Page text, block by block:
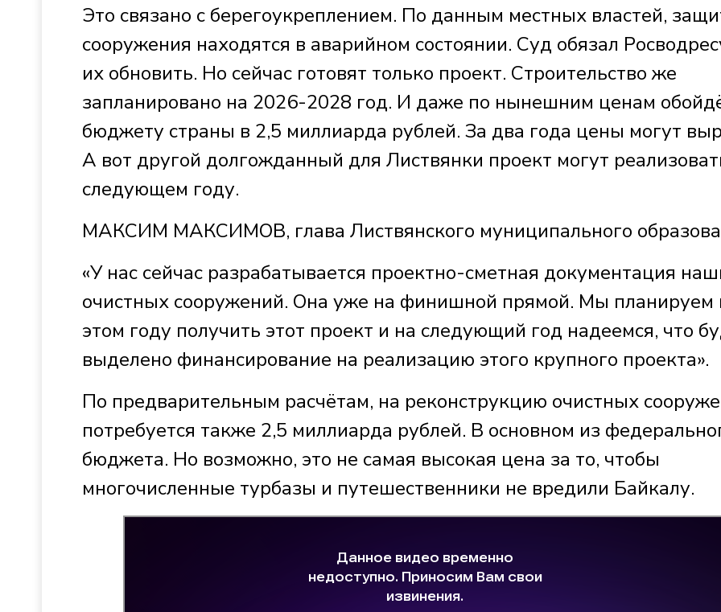
Это связано с берегоукреплением. По данным местных властей,
сооружения находятся в аварийном состоянии. Суд обязал
их обновить. Но сейчас готовят только проект. Строительство же
запланировано на 2026-2028 год. И даже по нынешним ценам
бюджету страны в 2,5 миллиарда рублей. За два года цены могут
А вот другой долгожданный для Листвянки проект могут
следующем году.
МАКСИМ МАКСИМОВ, глава Листвянского муниципального
«У нас сейчас разрабатывается проектно-сметная документация
очистных сооружений. Она уже на финишной прямой. Мы планируем
этом году получить этот проект и на следующий год надеемся, что
выделено финансирование на реализацию этого крупного проекта».
По предварительным расчётам, на реконструкцию очистных
потребуется также 2,5 миллиарда рублей. В основном из
бюджета. Но возможно, это не самая высокая цена за то, чтобы
многочисленные турбазы и путешественники не вредили Байкалу.